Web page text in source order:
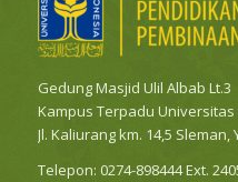
Gedung Masjid Ulil Albab Lt.3
Kampus Terpadu
Jl. Kaliurang km. 14,5
Telepon: 0274-898444 Ext.